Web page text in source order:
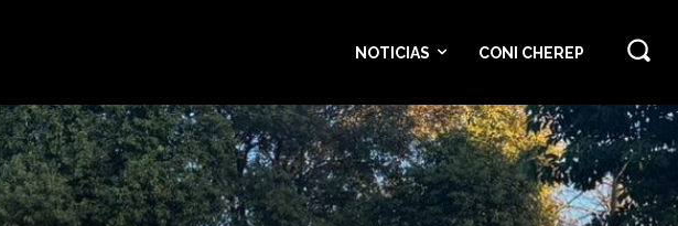
NOTICIAS CONI CHEREP